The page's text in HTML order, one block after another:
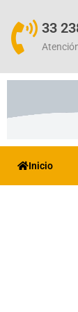
33
Inicio